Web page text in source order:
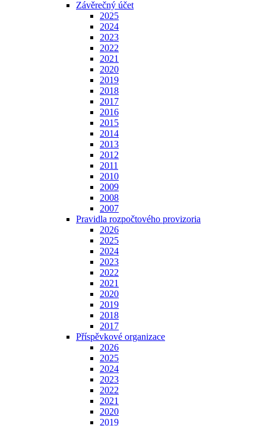
Závěrečný účet
2025
2024
2023
2022
2021
2020
2019
2018
2017
2016
2015
2014
2013
2012
2011
2010
2009
2008
2007
Pravidla rozpočtového provizoria
2026
2025
2024
2023
2022
2021
2020
2019
2018
2017
Příspěvkové organizace
2026
2025
2024
2023
2022
2021
2020
2019